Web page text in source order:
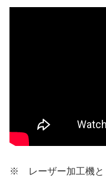
※ レーザー加工機と